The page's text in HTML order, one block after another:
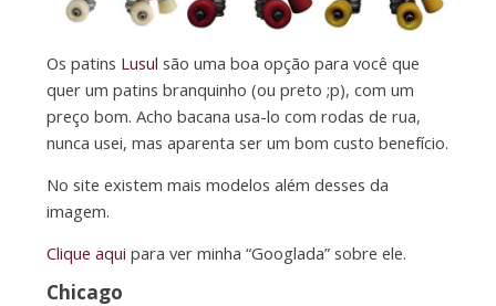
Os patins Lusul são uma boa opção para você que
quer um patins branquinho (ou preto ;p), com um
preço bom. Acho bacana usa-lo com rodas de rua,
nunca usei, mas aparenta ser um bom custo benefício.
No site existem mais modelos além desses da
imagem.
Clique aqui para ver minha “Googlada” sobre ele.
Chicago